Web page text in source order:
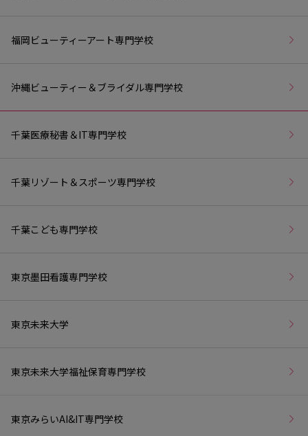
福岡ビューティーアート専門学校
沖縄ビューティー＆ブライダル専門学校
千葉医療秘書＆IT専門学校
千葉リゾート＆スポーツ専門学校
千葉こども専門学校
東京墨田看護専門学校
東京未来大学
東京未来大学福祉保育専門学校
東京みらいAI&IT専門学校